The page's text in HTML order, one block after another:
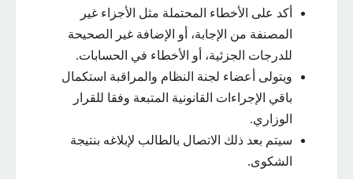
أكد على الأخطاء المحتملة مثل الأجزاء غير
المصنفة من الإجابة، أو الإضافة غير الصحيحة
للدرجات الجزئية، أو الأخطاء في الحسابات.
ويتولى أعضاء لجنة النظام والمراقبة استكمال
باقي الإجراءات القانونية المتبعة وفقا للقرار
الوزاري.
سيتم بعد ذلك الاتصال بالطالب لإبلاغه بنتيجة
الشكوى.